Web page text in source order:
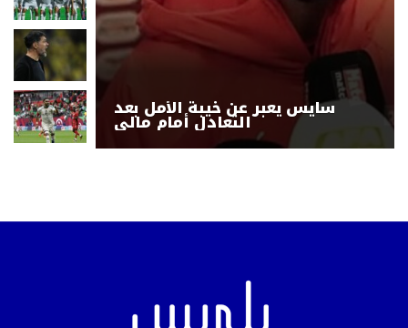
سايس يعبر عن خيبة الأمل بعد
التعادل أمام مالي